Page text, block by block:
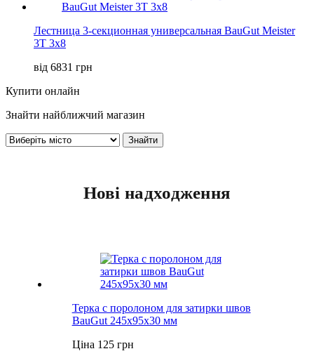
Лестница 3-секционная универсальная BauGut Meister
3T 3х8
від 6831 грн
Купити онлайн
Знайти найближчий магазин
Знайти
Нові надходження
Терка с поролоном для затирки швов
BauGut 245x95x30 мм
Ціна 125 грн